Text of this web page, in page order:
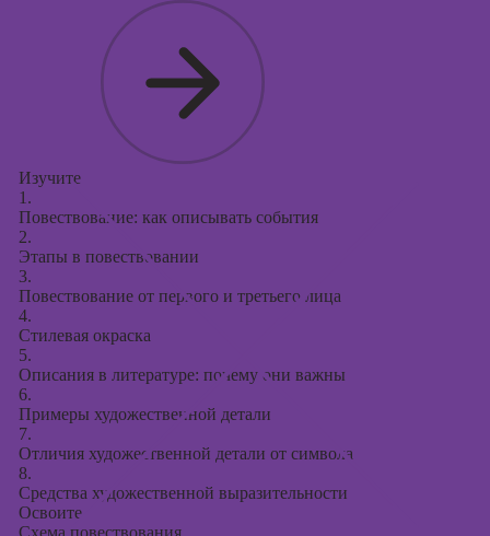
Изучите
1.
Повествование: как описывать события
2.
Этапы в повествовании
3.
Повествование от первого и третьего лица
4.
Стилевая окраска
5.
Описания в литературе: почему они важны
6.
Примеры художественной детали
7.
Отличия художественной детали от символа
8.
Средства художественной выразительности
Освоите
Схема повествования